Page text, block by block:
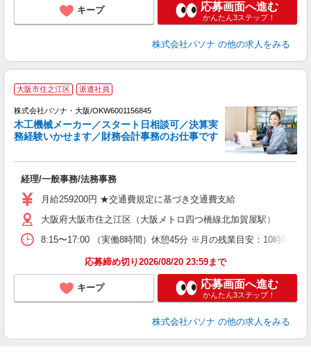
キープ 応募画面へ進む
かんたん3ステップ！
株式会社パソナ の他の求人をみる
大阪市住之江区 派遣社員
株式会社パソナ・大阪/OKW6001156845
木工機械メーカー／スタート日相談可／決算実
務経験いかせます／財務会計事務のお仕事です
経理/一般事務/法務事務
月給259200円 ★交通費規定に基づき交通費支給
大阪府大阪市住之江区（大阪メトロ四つ橋線北加賀屋駅）
8:15〜17:00 （実働8時間）休憩45分 ※月の残業目安：10時間以
応募締め切り2026/08/20 23:59まで
キープ 応募画面へ進む
かんたん3ステップ！
株式会社パソナ の他の求人をみる